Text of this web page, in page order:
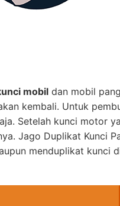
mobil dan mobil
kembali. Untuk
Setelah kunci motor
Jago Duplikat Kunci
menduplikat kunci